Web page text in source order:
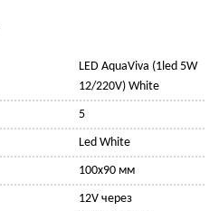
LED AquaViva (1led 5W
12/220V) White
5
Led White
100x90 мм
12V через